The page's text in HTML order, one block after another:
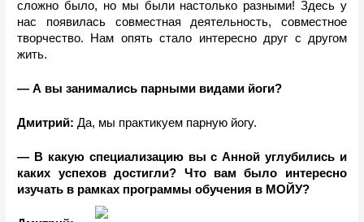
сложно было, но мы были настолько разными! Здесь у
нас появилась совместная деятельность, совместное
творчество. Нам опять стало интересно друг с другом
жить.
— А вы занимались парными видами йоги?
Дмитрий: Да, мы практикуем парную йогу.
— В какую специализацию вы с Анной углубились и
каких успехов достигли? Что вам было интересно
изучать в рамках программы обучения в МОЙУ?